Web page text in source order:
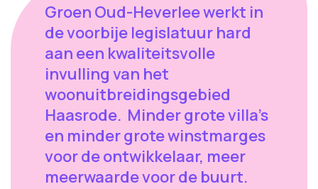
Groen Oud-Heverlee werkt in
de voorbije legislatuur hard
aan een kwaliteitsvolle
invulling van het
woonuitbreidingsgebied
Haasrode. Minder grote villa's
en minder grote winstmarges
voor de ontwikkelaar, meer
meerwaarde voor de buurt.